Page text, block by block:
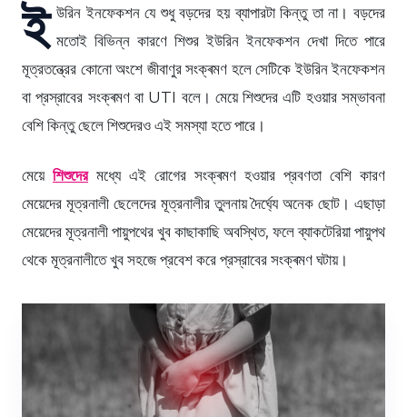
ই উরিন ইনফেকশন যে শুধু বড়দের হয় ব্যাপারটা কিন্তু তা না। বড়দের
মতোই বিভিন্ন কারণে শিশুর ইউরিন ইনফেকশন দেখা দিতে পারে
মূত্রতন্ত্রের কোনো অংশে জীবাণুর সংক্ৰমণ হলে সেটিকে ইউরিন ইনফেকশন
বা প্রস্রাবের সংক্ৰমণ বা UTI বলে। মেয়ে শিশুদের এটি হওয়ার সম্ভাবনা
বেশি কিন্তু ছেলে শিশুদেরও এই সমস্যা হতে পারে।
মেয়ে শিশুদেরমধ্যে এই রোগের সংক্ৰমণ হওয়ার প্রবণতা বেশি কারণ
মেয়েদের মূত্রনালী ছেলেদের মূত্রনালীর তুলনায় দৈর্ঘ্যে অনেক ছোট। এছাড়া
মেয়েদের মূত্রনালী পায়ুপথের খুব কাছাকাছি অবস্থিত, ফলে ব্যাকটেরিয়া পায়ুপথ
থেকে মূত্রনালীতে খুব সহজে প্রবেশ করে প্রস্রাবের সংক্ৰমণ ঘটায়।